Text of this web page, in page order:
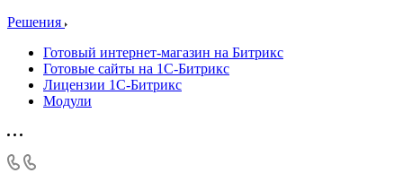
Решения
Готовый интернет-магазин на Битрикс
Готовые сайты на 1С-Битрикс
Лицензии 1С-Битрикс
Модули